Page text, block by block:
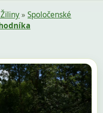
»Spoločenské